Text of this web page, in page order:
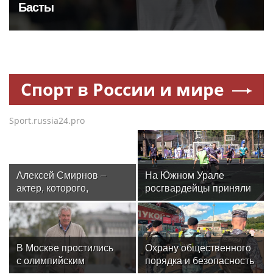
Басты
Спорт в России и мире
Sport.russia24.pro
Алексей Смирнов –
актер, которого,
надеюсь, еще не
забыли
На Южном Урале
росгвардейцы приняли
участие в спортивных
состязаниях,
приуроченных ко Дню
физкультурника
В Москве простились
с олимпийским
чемпионом Иваном
Охрану общественного
порядка и безопасность
на футбольном матче в